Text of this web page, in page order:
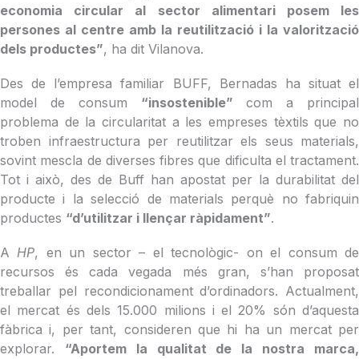
economia circular al sector alimentari posem les
persones al centre amb la reutilització i la valorització
dels productes”, ha dit Vilanova.
Des de l’empresa familiar BUFF, Bernadas ha situat el
model de consum “insostenible” com a principal
problema de la circularitat a les empreses tèxtils que no
troben infraestructura per reutilitzar els seus materials,
sovint mescla de diverses fibres que dificulta el tractament.
Tot i això, des de Buff han apostat per la durabilitat del
producte i la selecció de materials perquè no fabriquin
productes “d’utilitzar i llençar ràpidament”.
A HP, en un sector – el tecnològic- on el consum de
recursos és cada vegada més gran, s’han proposat
treballar pel recondicionament d’ordinadors. Actualment,
el mercat és dels 15.000 milions i el 20% són d’aquesta
fàbrica i, per tant, consideren que hi ha un mercat per
explorar. “Aportem la qualitat de la nostra marca,